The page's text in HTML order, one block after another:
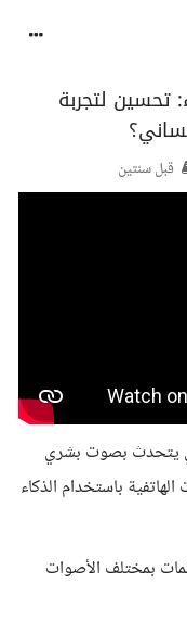
تحسين لتجربة
قبل سنتين
يتحدث بصوت بشري
باستخدام الذكاء
بمختلف الأصوات